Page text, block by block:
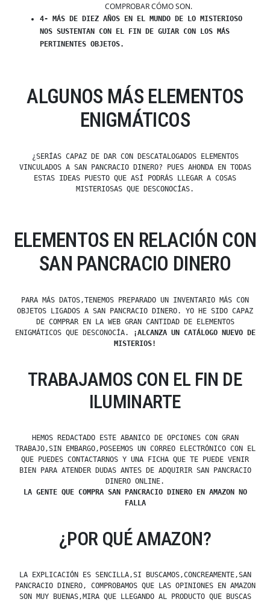
COMPROBAR CÓMO SON.
4- MÁS DE DIEZ AÑOS EN EL MUNDO DE LO MISTERIOSO
NOS SUSTENTAN CON EL FIN DE GUIAR CON LOS MÁS
PERTINENTES OBJETOS.
ALGUNOS MÁS ELEMENTOS
ENIGMÁTICOS
¿SERÍAS CAPAZ DE DAR CON DESCATALOGADOS ELEMENTOS
VINCULADOS A SAN PANCRACIO DINERO? PUES AHONDA EN TODAS
ESTAS IDEAS PUESTO QUE ASÍ PODRÁS LLEGAR A COSAS
MISTERIOSAS QUE DESCONOCÍAS.
ELEMENTOS EN RELACIÓN CON
SAN PANCRACIO DINERO
PARA MÁS DATOS,TENEMOS PREPARADO UN INVENTARIO MÁS CON
OBJETOS LIGADOS A SAN PANCRACIO DINERO. YO HE SIDO CAPAZ
DE COMPRAR EN LA WEB GRAN CANTIDAD DE ELEMENTOS
ENIGMÁTICOS QUE DESCONOCÍA.
¡ALCANZA UN CATÁLOGO NUEVO DE
MISTERIOS!
TRABAJAMOS CON EL FIN DE
ILUMINARTE
HEMOS REDACTADO ESTE ABANICO DE OPCIONES CON GRAN
TRABAJO,SIN EMBARGO,POSEEMOS UN CORREO ELECTRÓNICO CON EL
QUE PUEDES CONTACTARNOS Y UNA FICHA QUE TE PUEDE VENIR
BIEN PARA ATENDER DUDAS ANTES DE ADQUIRIR SAN PANCRACIO
DINERO ONLINE.
LA GENTE QUE COMPRA SAN PANCRACIO DINERO EN AMAZON NO
FALLA
¿POR QUÉ AMAZON?
LA EXPLICACIÓN ES SENCILLA,SI BUSCAMOS,CONCREAMENTE,SAN
PANCRACIO DINERO, COMPROBAMOS QUE LAS OPINIONES EN AMAZON
SON MUY BUENAS,MIRA QUE LLEGANDO AL PRODUCTO QUE BUSCAS